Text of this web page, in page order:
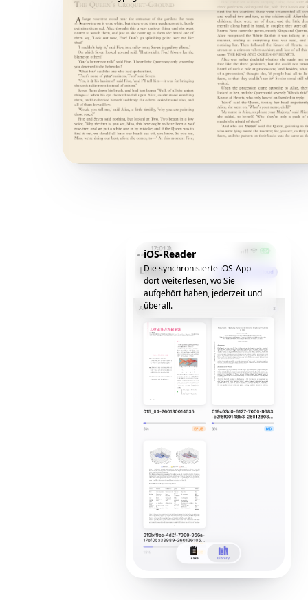
iOS-Reader
Die synchronisierte iOS-App –
dort weiterlesen, wo Sie
aufgehört haben, jederzeit und
überall.